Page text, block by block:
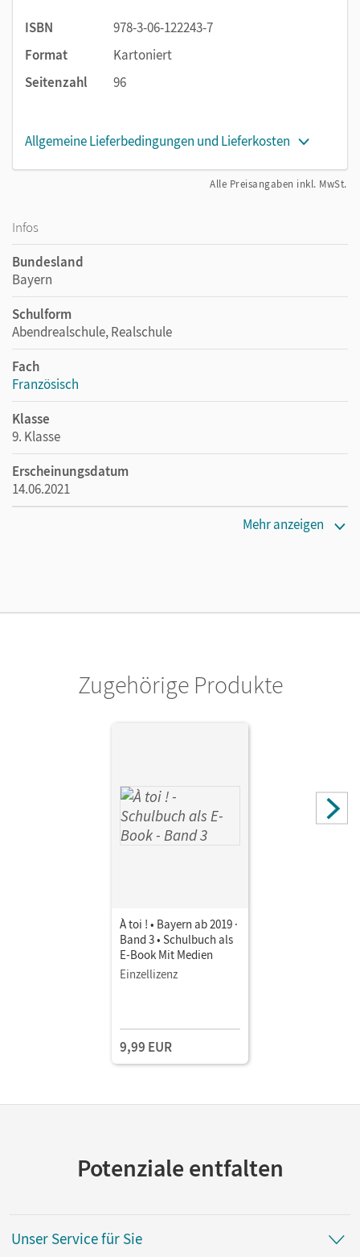
ISBN
978-3-06-122243-7
Format
Kartoniert
Seitenzahl
96
Allgemeine Lieferbedingungen und Lieferkosten
Alle Preisangaben inkl. MwSt.
Infos
Bundesland
Bayern
Schulform
Abendrealschule, Realschule
Fach
Französisch
Klasse
9. Klasse
Erscheinungsdatum
14.06.2021
Mehr anzeigen
Zugehörige Produkte
À toi ! • Bayern ab 2019 ·
Band 3 • Schulbuch als
E-Book Mit Medien
Einzellizenz
9,99 EUR
Potenziale entfalten
Unser Service für Sie